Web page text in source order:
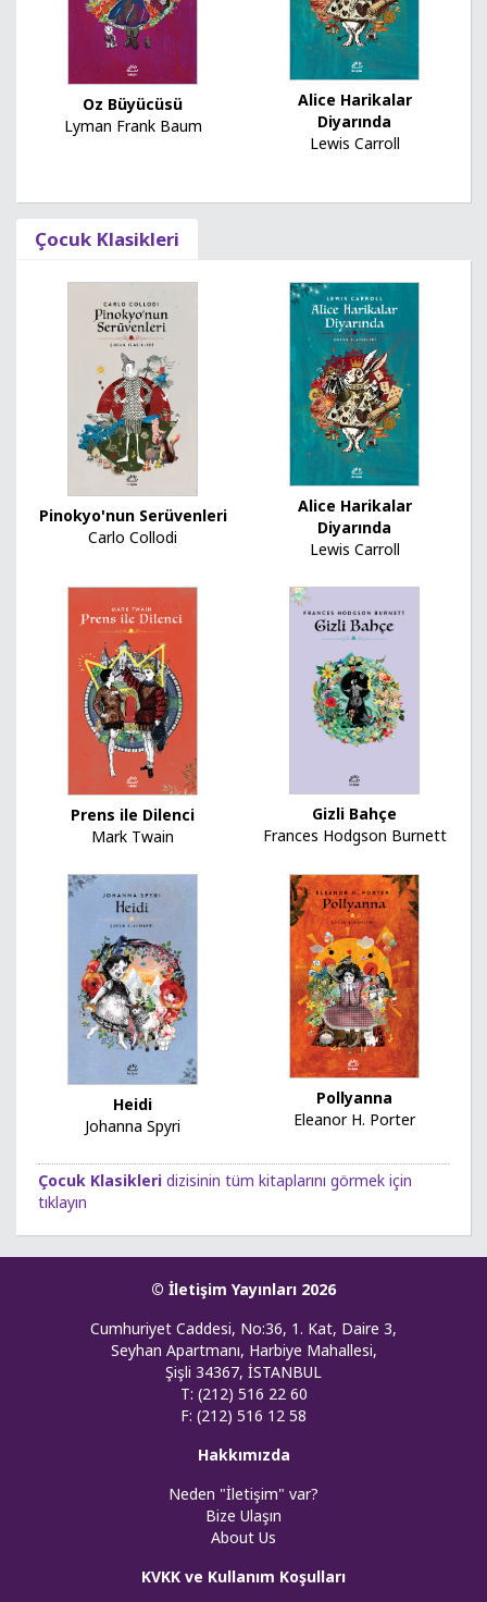
Oz Büyücüsü
Lyman Frank Baum
Alice Harikalar
Diyarında
Lewis Carroll
Çocuk Klasikleri
Pinokyo'nun Serüvenleri
Carlo Collodi
Alice Harikalar
Diyarında
Lewis Carroll
Prens ile Dilenci
Mark Twain
Gizli Bahçe
Frances Hodgson Burnett
Heidi
Johanna Spyri
Pollyanna
Eleanor H. Porter
Çocuk Klasikleri dizisinin tüm kitaplarını görmek için
tıklayın
© İletişim Yayınları 2026
Cumhuriyet Caddesi, No:36, 1. Kat, Daire 3,
Seyhan Apartmanı, Harbiye Mahallesi,
Şişli 34367, İSTANBUL
T: (212) 516 22 60
F: (212) 516 12 58
Hakkımızda
Neden "İletişim" var?
Bize Ulaşın
About Us
KVKK ve Kullanım Koşulları